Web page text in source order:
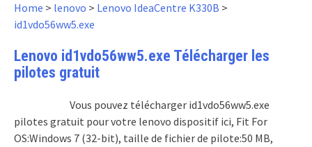
Home > lenovo > Lenovo IdeaCentre K330B >
id1vdo56ww5.exe
Lenovo id1vdo56ww5.exe Télécharger les
pilotes gratuit
Vous pouvez télécharger id1vdo56ww5.exe
pilotes gratuit pour votre lenovo dispositif ici, Fit For
OS:Windows 7 (32-bit), taille de fichier de pilote:50 MB,